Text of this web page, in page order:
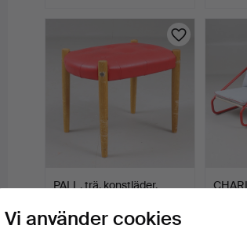
PALL, trä, konstläder,
2 dagar
Vi använder cookies